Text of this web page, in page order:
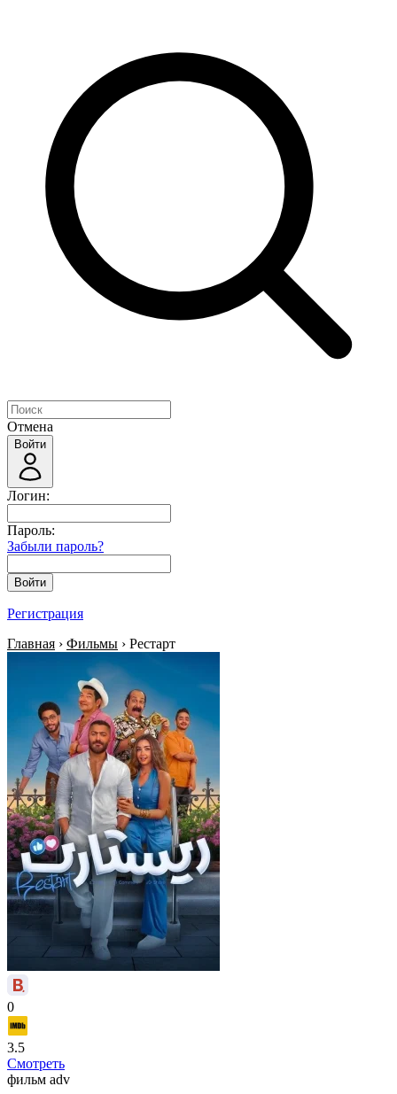
Отмена
Войти
Логин:
Пароль:
Забыли пароль?
Войти
Регистрация
Главная › Фильмы › Рестарт
0
3.5
Смотреть
фильм adv